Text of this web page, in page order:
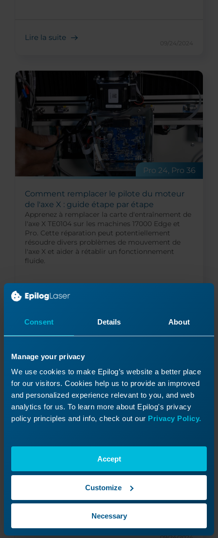
Consent Details About
Manage your privacy
We use cookies to make Epilog’s website a better place
for our visitors. Cookies help us to provide an improved
and personalized experience relevant to you, and web
analytics for us. To learn more about Epilog's privacy
policy principles and info, check out our Privacy Policy.
Accept
Customize
Necessary
Lire la suite
09/24/2024
Pro 24, Pro 36
Comment remplacer le pilote du moteur
de l'axe X : guide étape par étape
Apprenez à remplacer la carte d'entraînement de
l'axe X TE0104 sur les machines 17000 Edge et
Pro. Cette réparation peut potentiellement
résoudre divers problèmes de mouvement de
l'axe X et aider à rétablir un fonctionnement
fluide.
Lire la suite
Remplacement de la carte de la caméra et
du câble USB-C – Fusion Pro 32 et 48
caméra dans les modèles Fusion Pro 32 et 48 ?
Lire la suite